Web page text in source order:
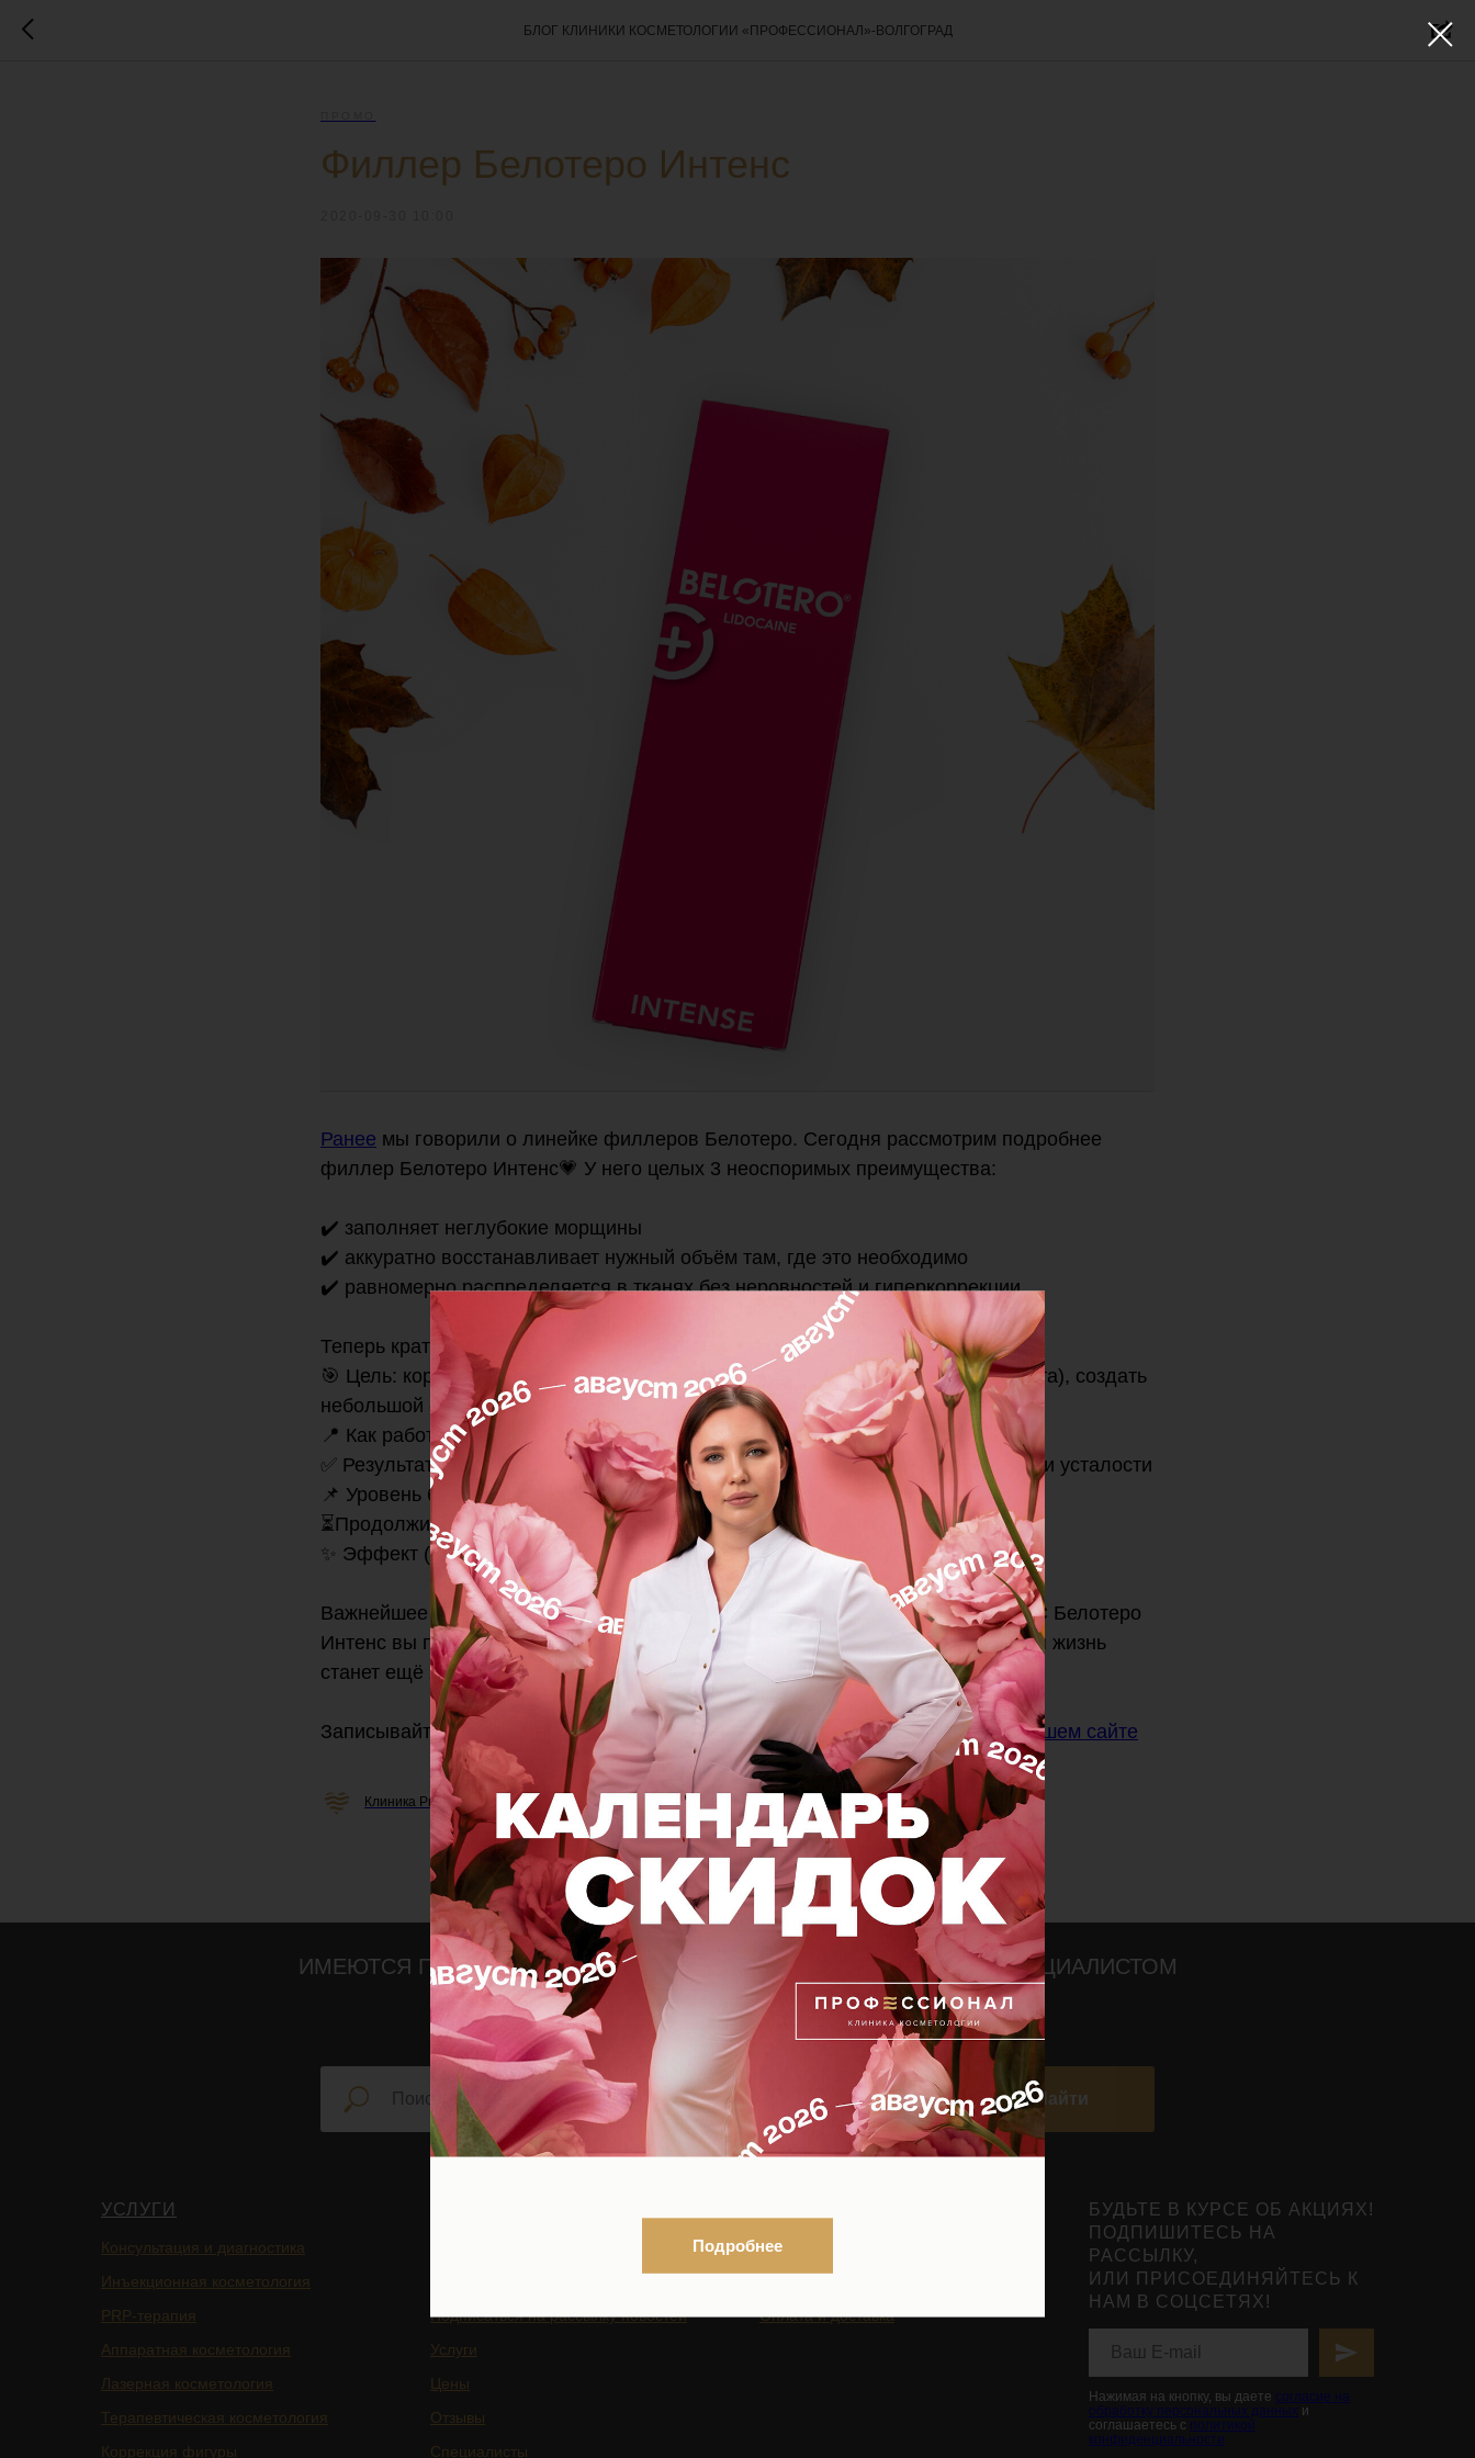
БЛОГ КЛИНИКИ КОСМЕТОЛОГИИ «ПРОФЕССИОНАЛ»-ВОЛГОГРАД
Филлер Белотеро Интенс
Ранее мы говорили о линейке филлеров Белотеро. Сегодня рассмотрим подробнее
филлер Белотеро Интенс💗 У него целых 3 неоспоримых преимущества:
✔️ заполняет неглубокие морщины
✔️ аккуратно восстанавливает нужный объём там, где это необходимо
✔️ равномерно распределяется в тканях без неровностей и гиперкоррекции
Теперь краткая справка.
🎯 Цель: коррекция носогубных складок, морщин-марионеток (поднять углы рта), создать
небольшой объём в скулах
📍 Как работает: разглаживает средние и глубокие морщины
✅ Результат: сразу в зеркале – морщины разглаживаются, стираются признаки усталости
📌 Уровень боли: 2 из 10
⏳Продолжительность процедуры: 30 минут
✨ Эффект (время): от 10 до 12 месяцев
Важнейшее свойство филлера – это баланс эластичности и биодеградации. С Белотеро
Интенс вы получите длительный и предсказуемый результат, а ваша активная жизнь
станет ещё ярче.
Записывайтесь в нашу клинику на процедуру по телефонам, указанным нанашем сайте
Клиника Professional-Волгоград
ИМЕЮТСЯ ПРОТИВОПОКАЗАНИЯ, ПРОКОНСУЛЬТИРУЙТЕСЬ СО СПЕЦИАЛИСТОМ
18+
Найти
УСЛУГИ
Консультация и диагностика
Инъекционная косметология
PRP-терапия
Аппаратная косметология
Лазерная косметология
Терапевтическая косметология
Коррекция фигуры
Подписаться на рассылку новостей
Услуги
Цены
Отзывы
Специалисты
Интернет-магазин
Оплата и доставка
БУДЬТЕ В КУРСЕ ОБ АКЦИЯХ!
ПОДПИШИТЕСЬ НА
РАССЫЛКУ,
ИЛИ ПРИСОЕДИНЯЙТЕСЬ К
НАМ В СОЦСЕТЯХ!
Нажимая на кнопку, вы даете согласие на
обработку персональных данных и
соглашаетесь с политикой
конфиденциальности
Подробнее